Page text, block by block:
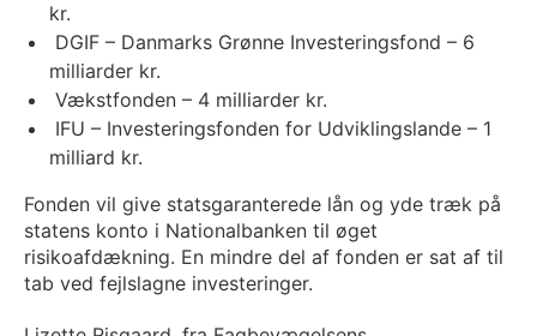
kr.
DGIF – Danmarks Grønne Investeringsfond – 6
milliarder kr.
Vækstfonden – 4 milliarder kr.
IFU – Investeringsfonden for Udviklingslande – 1
milliard kr.
Fonden vil give statsgaranterede lån og yde træk på
statens konto i Nationalbanken til øget
risikoafdækning. En mindre del af fonden er sat af til
tab ved fejlslagne investeringer.